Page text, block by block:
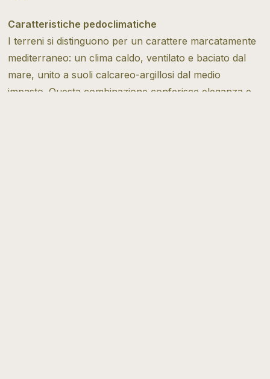
Caratteristiche pedoclimatiche
I terreni si distinguono per un carattere marcatamente
mediterraneo: un clima caldo, ventilato e baciato dal
mare, unito a suoli calcareo-argillosi dal medio
impasto. Questa combinazione conferisce eleganza e